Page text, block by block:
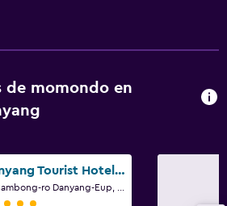
de momondo en
Danyang Tourist Hotel Edelweiss
Categoría 3